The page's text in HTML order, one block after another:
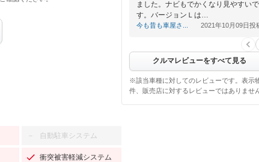
－ 自動駐車システム
衝突被害軽減システム
ました。ナビもでかくなり見やすいで
す。バージョンＬは…
今も昔も車屋さ... 2021年10月09日投
クルマレビューをすべて見る
※該当車種に対してのレビューです。表示
件、販売店に対するレビューではありません